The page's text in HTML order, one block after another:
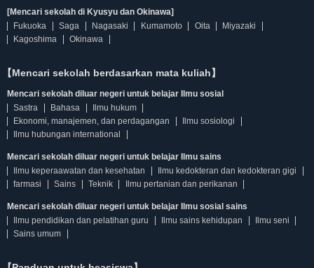
[Mencari sekolah di Kyusyu dan Okinawa]
Fukuoka
Saga Nagasaki Kumamoto Oita
Miyazaki
Kagoshima
Okinawa
【Mencari sekolah berdasarkan mata kuliah】
Mencari sekolah diluar negeri untuk belajar Ilmu sosial
Sastra
Bahasa
Ilmu hukum
Ekonomi, manajemen, dan perdagangan
Ilmu sosiologi
Ilmu hubungan international
Mencari sekolah diluar negeri untuk belajar Ilmu sains
Ilmu keperaawatan dan kesehatan
Ilmu kedokteran dan kedokteran gigi
farmasi
Sains Teknik Ilmu pertanian dan perikanan
Mencari sekolah diluar negeri untuk belajar Ilmu sosial sains
Ilmu pendidikan dan pelatihan guru
Ilmu sains kehidupan
Ilmu seni
Sains umum